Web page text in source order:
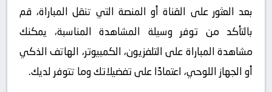
بعد العثور على القناة أو المنصة التي تنقل المباراة، قم
بالتأكد من توفر وسيلة المشاهدة المناسبة، يمكنك
مشاهدة المباراة على التلفزيون، الكمبيوتر، الهاتف الذكي
أو الجهاز اللوحي، اعتمادًا على تفضيلاتك وما تتوفر لديك.